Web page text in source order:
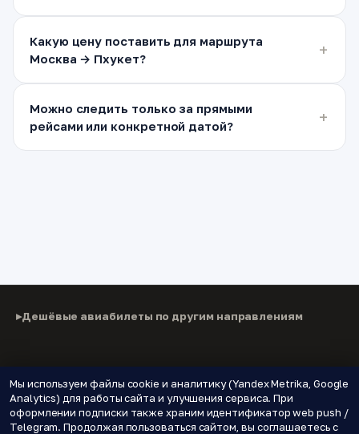
Какую цену поставить для маршрута
Москва → Пхукет?
Можно следить только за прямыми
рейсами или конкретной датой?
Мы используем файлы cookie и аналитику (Yandex Metrika, Google
Analytics) для работы сайта и улучшения сервиса. При
оформлении подписки также храним идентификатор web push /
Telegram. Продолжая пользоваться сайтом, вы соглашаетесь с
Дешёвые авиабилеты по другим направлениям
© 2026 Паломнику
Дешёвые авиабилеты, подписки на цены и новые
направления.